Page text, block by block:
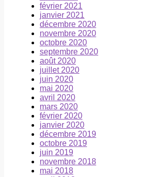
février 2021
janvier 2021
décembre 2020
novembre 2020
octobre 2020
septembre 2020
août 2020
juillet 2020
juin 2020
mai 2020
avril 2020
mars 2020
février 2020
janvier 2020
décembre 2019
octobre 2019
juin 2019
novembre 2018
mai 2018